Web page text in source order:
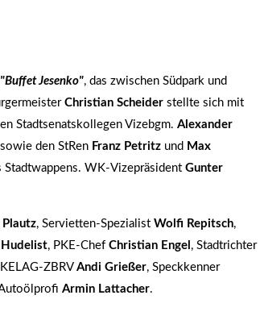
"Buffet Jesenko", das zwischen Südpark und
Christian Scheider stellte sich mit
Stadtsenatskollegen Vizebgm. Alexander
sowie den StRen Franz Petritz und Max
Stadtwappens. WK-Vizepräsident Gunter
Plautz, Servietten-Spezialist Wolfi Repitsch,
Hudelist, PKE-Chef Christian Engel , Stadtrichter
ZBRVAndi Grießer, Speckkenner
Armin Lattacher.